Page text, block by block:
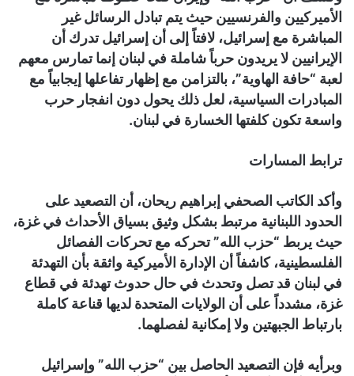
الأميركيين والفرنسيين حيث يتم تبادل الرسائل غير
المباشرة مع إسرائيل، لافتاً إلى أن إسرائيل تدرك أن
الإيرانيين لا يريدون حرباً شاملة في لبنان إنما تمارس معهم
لعبة “حافة الهاوية”، بالتزامن مع إظهار تفاعلها إيجابياً مع
المبادرات السياسية، لعل ذلك يحول دون انفجار حرب
واسعة تكون كلفتها الخسارة في لبنان.
ترابط المسارات
وأكد الكاتب الصحفي إبراهيم ريحان، أن التصعيد على
الحدود اللبنانية مرتبط بشكل وثيق بسياق الأحداث في غزة،
حيث يربط “حزب الله” تحركه مع تحركات الفصائل
الفلسطينية، كاشفاً أن الإدارة الأميركية واثقة بأن التهدئة
في لبنان قد تصل وتحدث في حال حدوث تهدئة في قطاع
غزة، مشدداً على أن الولايات المتحدة لديها قناعة كاملة
بارتباط الجبهتين ولا إمكانية لفصلهما.
وبرأيه فإن التصعيد الحاصل بين “حزب الله” وإسرائيل